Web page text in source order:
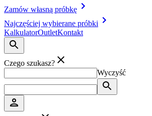
Zamów własną próbkę
Najczęściej wybierane próbki
KalkulatorOutletKontakt
Czego szukasz?
Wyczyść